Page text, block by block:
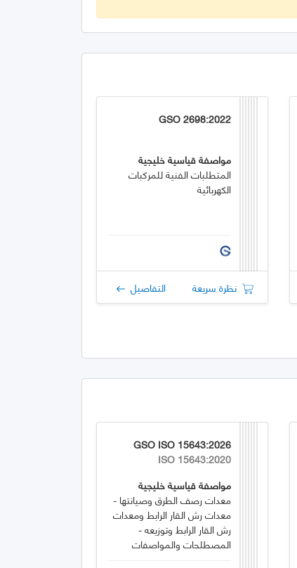
GSO 2698:2022
مواصفة قياسية خليجية
المتطلبات الفنية للمركبات
الكهربائية
نظرة سريعة التفاصيل
GSO ISO 15643:2026
ISO 15643:2020
مواصفة قياسية خليجية
معدات رصف الطرق وصيانتها -
معدات رش القار الرابط ومعدات
رش القار الرابط وتوزيعه -
المصطلحات والمواصفات